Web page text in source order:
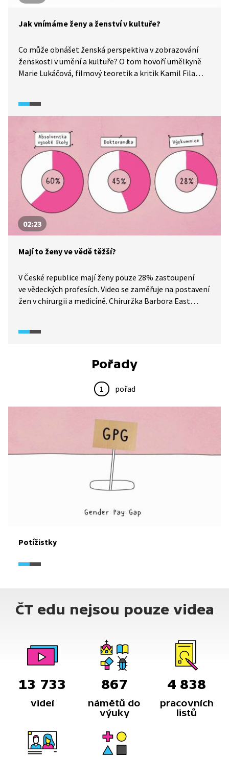
Jak vnímáme ženy a ženství v kultuře?
Co může obnášet ženská perspektiva v zobrazování
ženskosti v umění a kultuře? O tom hovoří umělkyně
Marie Lukáčová, filmový teoretik a kritik Kamil Fila
nerovnost v oblasti filmu. Do jaké míry jsou si ženy
diskriminace na trhu práce, rovné příležitosti
a překážky, kterým ženy v tradičně mužských odvětvích
čelí, se zaměřuje dokumentární seriál Potížistky
(2025).
02:23
Mají to ženy ve vědě těžší?
V České republice mají ženy pouze 28% zastoupení
ve vědeckých profesích. Video se zaměřuje na postavení
žen v chirurgii a medicíně. Chiruržka Barbora East
Marcela Linková vysvětluje systémové bariéry, které
diskriminace na trhu práce, rovné příležitosti
a překážky, kterým ženy v tradičně mužských profesích
čelí, se zaměřuje dokumentární seriál Potížistky
Pořady
1 pořad
Potížistky
ČT edu nejsou pouze videa
13 733
videí
867
námětů do
výuky
4 838
pracovních
listů